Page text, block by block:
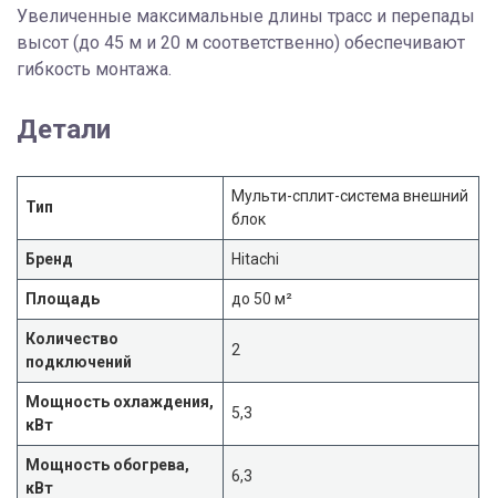
Увеличенные максимальные длины трасс и перепады
высот (до 45 м и 20 м соответственно) обеспечивают
гибкость монтажа.
Детали
Тип
Мульти-сплит-система внешний
блок
Бренд Hitachi
Площадь до 50 м²
Количество
подключений
2
Мощность охлаждения,
кВт
5,3
Мощность обогрева,
кВт
6,3